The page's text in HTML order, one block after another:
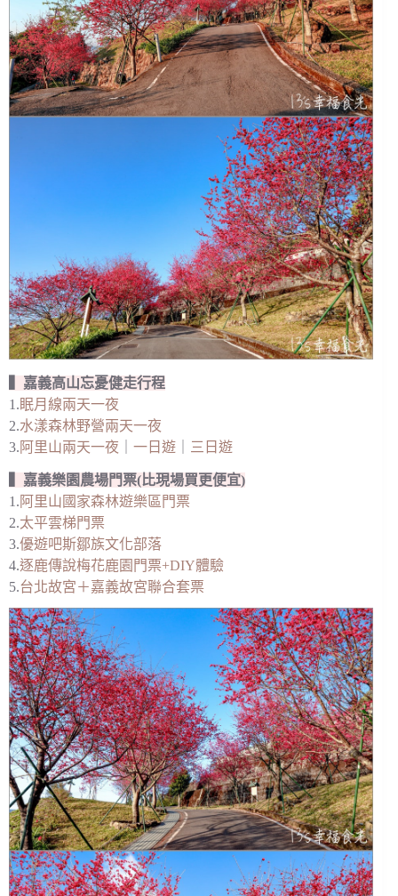
▍嘉義高山忘憂健走行程
1.眠月線兩天一夜
2.水漾森林野營兩天一夜
3. 阿里山兩天一夜 一日遊 三日遊
▍嘉義樂園農場門票(比現場買更便宜)
1. 阿里山國家森林遊樂區門票
2.太平雲梯門票
3.優遊吧斯鄒族文化部落
4.逐鹿傳說梅花鹿園門票+DIY體驗
5.台北故宮＋嘉義故宮聯合套票